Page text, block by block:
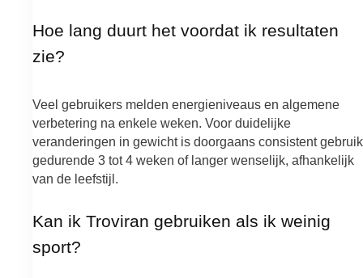
Hoe lang duurt het voordat ik resultaten
zie?
Veel gebruikers melden energieniveaus en algemene
verbetering na enkele weken. Voor duidelijke
veranderingen in gewicht is doorgaans consistent gebruik
gedurende 3 tot 4 weken of langer wenselijk, afhankelijk
van de leefstijl.
Kan ik Troviran gebruiken als ik weinig
sport?